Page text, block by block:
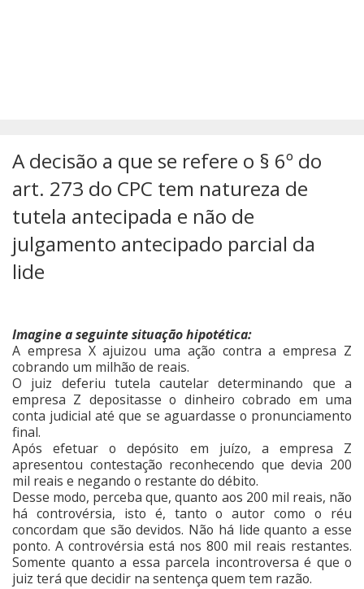
A decisão a que se refere o § 6º do
art. 273 do CPC tem natureza de
tutela antecipada e não de
julgamento antecipado parcial da
lide
Imagine a seguinte situação hipotética:
A empresa X ajuizou uma ação contra a empresa Z
cobrando um milhão de reais.
O juiz deferiu tutela cautelar determinando que a
empresa Z depositasse o dinheiro cobrado em uma
conta judicial até que se aguardasse o pronunciamento
final.
Após efetuar o depósito em juízo, a empresa Z
apresentou contestação reconhecendo que devia 200
mil reais e negando o restante do débito.
Desse modo, perceba que, quanto aos 200 mil reais, não
há controvérsia, isto é, tanto o autor como o réu
concordam que são devidos. Não há lide quanto a esse
ponto. A controvérsia está nos 800 mil reais restantes.
Somente quanto a essa parcela incontroversa é que o
juiz terá que decidir na sentença quem tem razão.